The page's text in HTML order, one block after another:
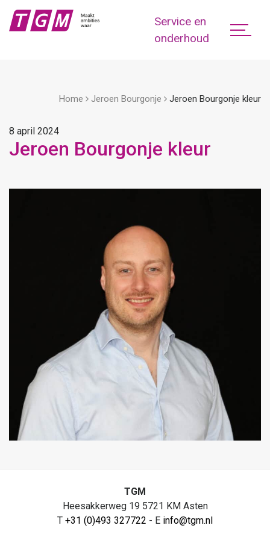
Service en
onderhoud
Home Jeroen Bourgonje Jeroen Bourgonje kleur
8 april 2024
Jeroen Bourgonje kleur
TGM
Heesakkerweg 19 5721 KM Asten
T +31 (0)493 327722 - E info@tgm.nl